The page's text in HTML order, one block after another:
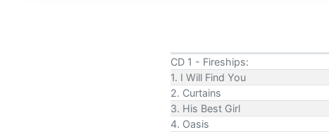
CD 1 - Fireships:
1. I Will Find You
2. Curtains
3. His Best Girl
4. Oasis